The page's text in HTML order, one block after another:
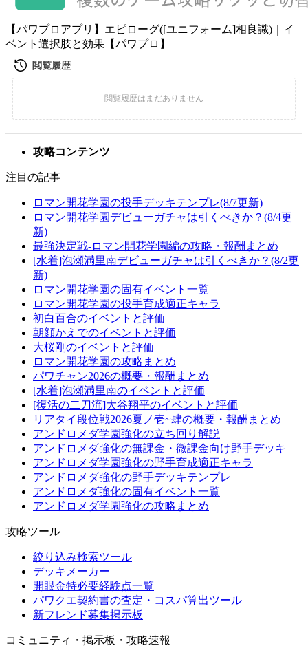
【パワプロアプリ】エピローグ([ユニフォーム]相良識)｜イ
ベント選択肢と効果【パワプロ】
攻略コンテンツ
注目の記事
ロマン開花学園の投手デッキテンプレ(8/7更新)
ロマン開花学園デビューガチャは引くべきか？(8/4更
新)
最強決定戦-ロマン開花学園編の攻略・報酬まとめ
[水着]泡瀬満里南デビューガチャは引くべきか？(8/2更
新)
ロマン開花学園の固有イベント一覧
ロマン開花学園の投手育成適正キャラ
初白百合のイベントと評価
朝顔かえでのイベントと評価
大桜剛のイベントと評価
ロマン開花学園の攻略まとめ
パワチャン2026の概要・報酬まとめ
[水着]泡瀬満里南のイベントと評価
[復活の二刀流]大谷翔平のイベントと評価
リアタイ段位戦2026夏ノ壱~肆の概要・報酬まとめ
アンドロメダ学園強化の立ち回り解説
アンドロメダ強化の無課金・微課金向け野手デッキ
アンドロメダ学園強化の野手育成適正キャラ
アンドロメダ強化の野手デッキテンプレ
アンドロメダ強化の固有イベント一覧
アンドロメダ学園強化の攻略まとめ
攻略ツール
絞り込み検索ツール
デッキメーカー
開眼金特必要経験点一覧
パワクエ契約書の査定・コスパ算出ツール
新フレンド募集掲示板
コミュニティ・掲示板・攻略速報